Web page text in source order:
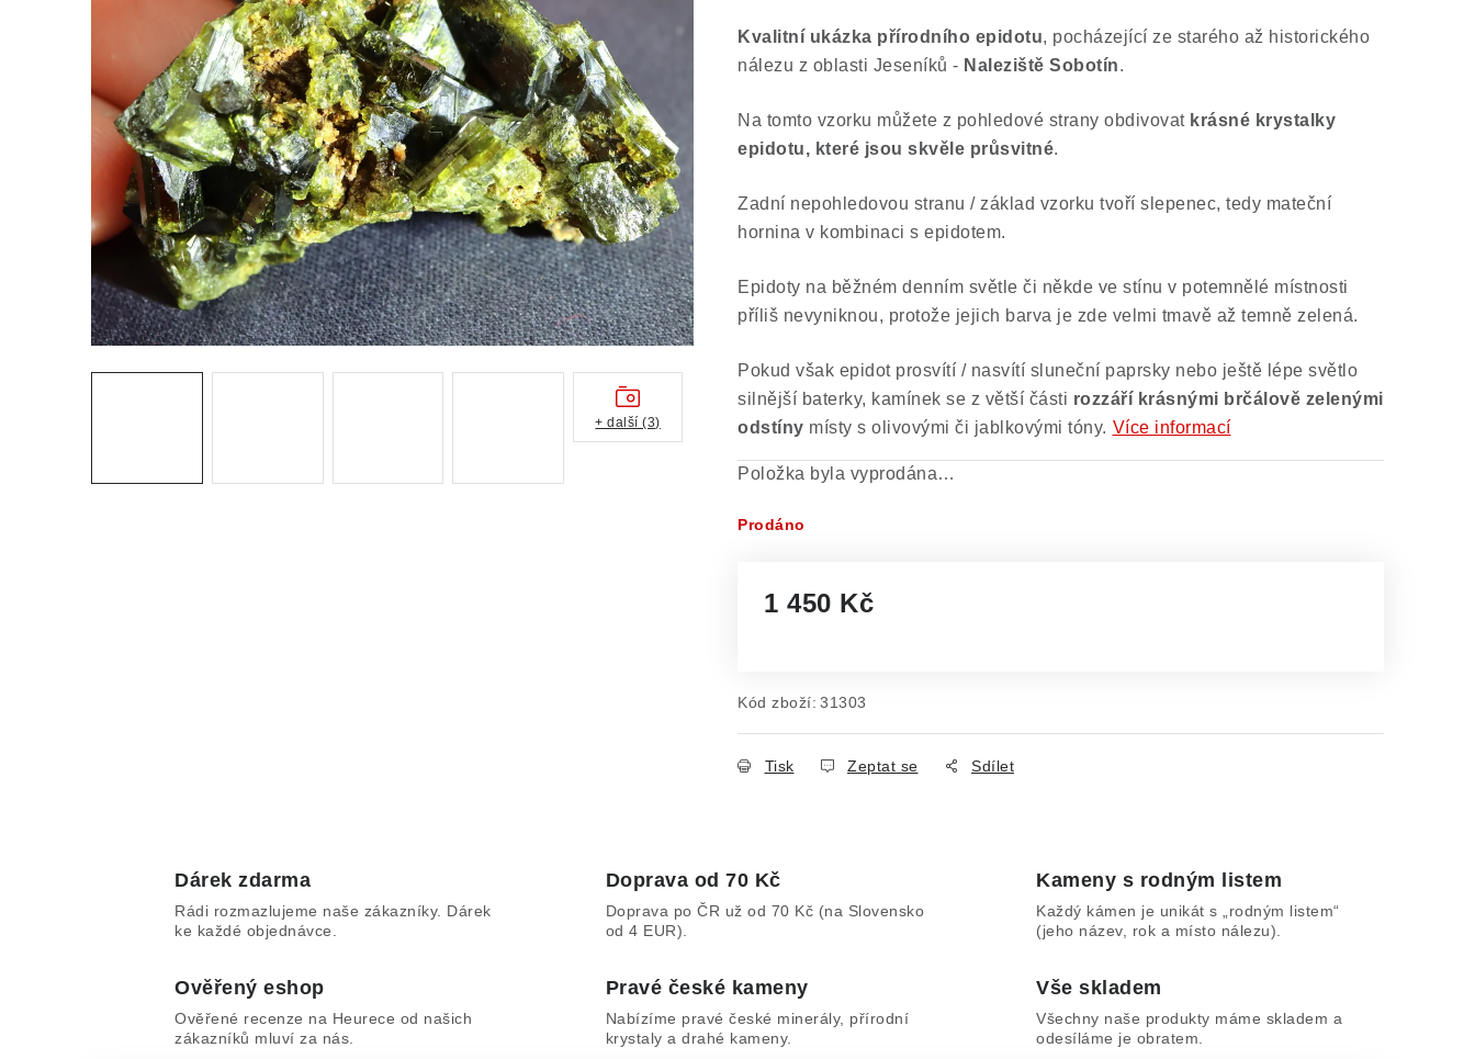
Kvalitní ukázka přírodního epidotu, pocházející ze starého až historického
nálezu z oblasti Jeseníků - Naleziště Sobotín.
Na tomto vzorku můžete z pohledové strany obdivovat krásné krystalky
epidotu, které jsou skvěle průsvitné.
Zadní nepohledovou stranu / základ vzorku tvoří slepenec, tedy mateční
hornina v kombinaci s epidotem.
Epidoty na běžném denním světle či někde ve stínu v potemnělé místnosti
příliš nevyniknou, protože jejich barva je zde velmi tmavě až temně zelená.
Pokud však epidot prosvítí / nasvítí sluneční paprsky nebo ještě lépe světlo
silnější baterky, kamínek se z větší části rozzáří krásnými brčálově zelenými
odstíny místy s olivovými či jablkovými tóny. Více informací
Položka byla vyprodána…
Prodáno
1 450 Kč
Kód zboží: 31303
Tisk Zeptat se Sdílet
+ další (3)
Dárek zdarma
Rádi rozmazlujeme naše zákazníky. Dárek
ke každé objednávce.
Doprava od 70 Kč
Doprava po ČR už od 70 Kč (na Slovensko
od 4 EUR).
Kameny s rodným listem
Každý kámen je unikát s „rodným listem“
(jeho název, rok a místo nálezu).
Ověřený eshop
Ověřené recenze na Heurece od našich
zákazníků mluví za nás.
Pravé české kameny
Nabízíme pravé české minerály, přírodní
krystaly a drahé kameny.
Vše skladem
Všechny naše produkty máme skladem a
odesíláme je obratem.